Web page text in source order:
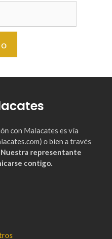
con Malacates es vía
o bien a través
Nuestra representante
contigo.